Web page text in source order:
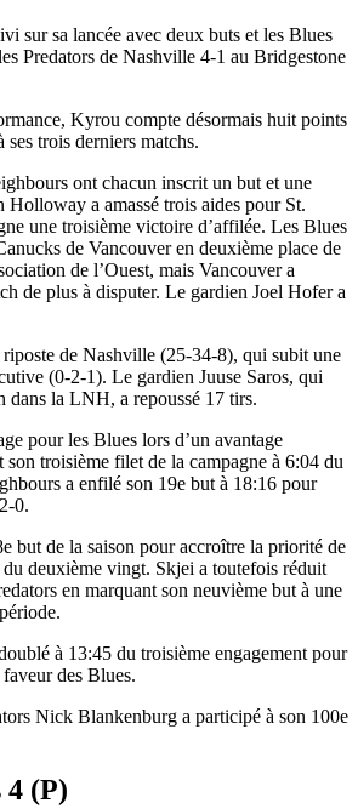
sur sa lancée avec deux buts et les Blues
Predators de Nashville 4-1 au Bridgestone
Kyrou compte désormais huit points
trois derniers matchs.
ont chacun inscrit un but et une
Holloway a amassé trois aides pour St.
une troisième victoire d’affilée. Les Blues
de Vancouver en deuxième place de
de l’Ouest, mais Vancouver a
de plus à disputer. Le gardien Joel Hofer a
de Nashville (25-34-8), qui subit une
(0-2-1). Le gardien Juuse Saros, qui
dans la LNH, a repoussé 17 tirs.
pour les Blues lors d’un avantage
son troisième filet de la campagne à 6:04 du
a enfilé son 19e but à 18:16 pour
0.
but de la saison pour accroître la priorité de
deuxième vingt. Skjei a toutefois réduit
en marquant son neuvième but à une
à 13:45 du troisième engagement pour
des Blues.
Nick Blankenburg a participé à son 100e
4 (P)